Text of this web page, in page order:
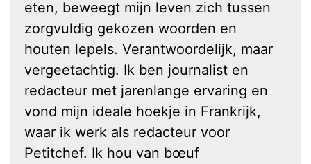
eten, beweegt mijn leven zich tussen
zorgvuldig gekozen woorden en
houten lepels. Verantwoordelijk, maar
vergeetachtig. Ik ben journalist en
redacteur met jarenlange ervaring en
vond mijn ideale hoekje in Frankrijk,
waar ik werk als redacteur voor
Petitchef. Ik hou van bœuf